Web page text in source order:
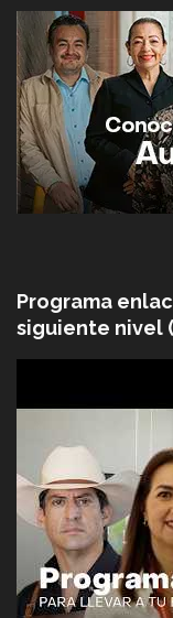
Programa
siguiente nivel